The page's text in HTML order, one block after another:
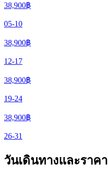
38,900฿
05-10
38,900฿
12-17
38,900฿
19-24
38,900฿
26-31
วันเดินทางและราคา